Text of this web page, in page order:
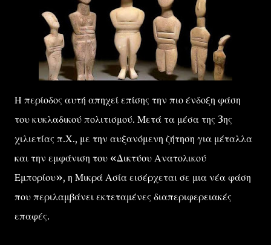
Η περίοδος αυτή απηχεί επίσης την πιο ένδοξη φάση
του κυκλαδικού πολιτισμού. Μετά τα μέσα της 3ης
χιλιετίας π.Χ., με την αυξανόμενη ζήτηση για μέταλλα
και την εμφάνιση του «Δικτύου Ανατολικού
Εμπορίου», η Μικρά Ασία εισέρχεται σε μια νέα φάση
που περιλαμβάνει εκτεταμένες διαπεριφερειακές
επαφές.